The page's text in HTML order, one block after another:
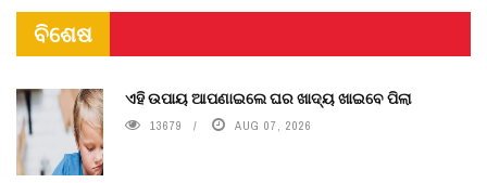
ବିଶେଷ
ଏହି ଉପାୟ ଆପଣାଇଲେ ଘର ଖାଦ୍ୟ ଖାଇବେ ପିଲା
13679 AUG 07, 2026